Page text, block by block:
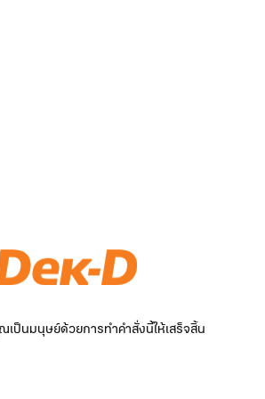
เป็นมนุษย์ด้วยการทำคำสั่งนี้ให้เสร็จสิ้น